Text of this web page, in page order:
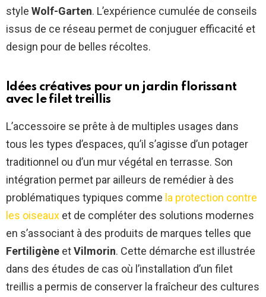
style Wolf-Garten. L’expérience cumulée de conseils
issus de ce réseau permet de conjuguer efficacité et
design pour de belles récoltes.
Idées créatives pour un jardin florissant
avec le filet treillis
L’accessoire se prête à de multiples usages dans
tous les types d’espaces, qu’il s’agisse d’un potager
traditionnel ou d’un mur végétal en terrasse. Son
intégration permet par ailleurs de remédier à des
problématiques typiques comme la protection contre
les oiseaux et de compléter des solutions modernes
en s’associant à des produits de marques telles que
Fertiligène etVilmorin. Cette démarche est illustrée
dans des études de cas où l’installation d’un filet
treillis a permis de conserver la fraîcheur des cultures